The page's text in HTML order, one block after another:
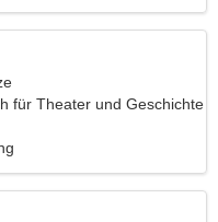
für Theater und Geschichte